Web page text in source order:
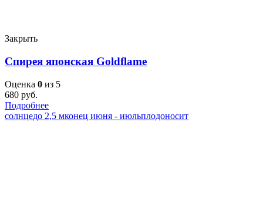
Закрыть
Спирея японская Goldflame
Оценка 0 из 5
680 руб.
Подробнее
солнцедо 2,5 мконец июня - июльплодоносит